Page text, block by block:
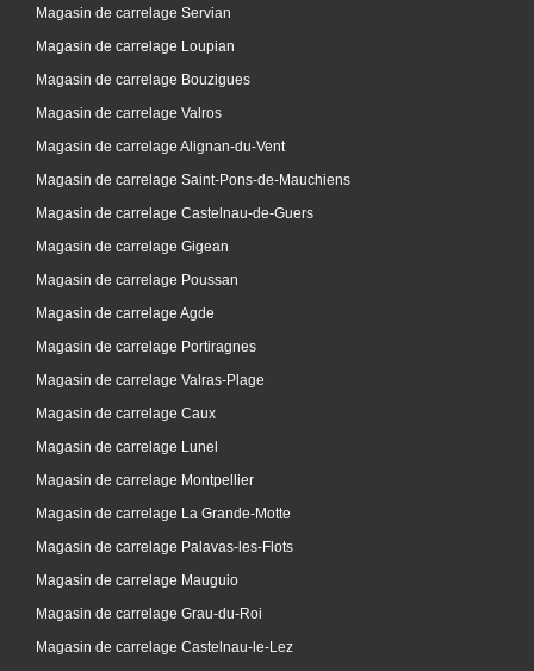
Magasin de carrelage Servian
Magasin de carrelage Loupian
Magasin de carrelage Bouzigues
Magasin de carrelage Valros
Magasin de carrelage Alignan-du-Vent
Magasin de carrelage Saint-Pons-de-Mauchiens
Magasin de carrelage Castelnau-de-Guers
Magasin de carrelage Gigean
Magasin de carrelage Poussan
Magasin de carrelage Agde
Magasin de carrelage Portiragnes
Magasin de carrelage Valras-Plage
Magasin de carrelage Caux
Magasin de carrelage Lunel
Magasin de carrelage Montpellier
Magasin de carrelage La Grande-Motte
Magasin de carrelage Palavas-les-Flots
Magasin de carrelage Mauguio
Magasin de carrelage Grau-du-Roi
Magasin de carrelage Castelnau-le-Lez